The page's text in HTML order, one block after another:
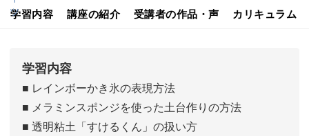
学習内容 講座の紹介 受講者の作品・声 カリキュラム
学習内容
■ レインボーかき氷の表現方法
■ メラミンスポンジを使った土台作りの方法
■ 透明粘土「すけるくん」の扱い方